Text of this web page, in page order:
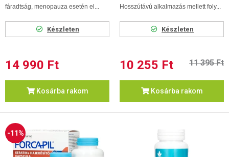
fáradtság, menopauza esetén el...
Készleten
14 990 Ft
Kosárba rakom
Hosszútávú alkalmazás mellett foly...
Készleten
10 255 Ft 11 395 Ft
Kosárba rakom
-11%